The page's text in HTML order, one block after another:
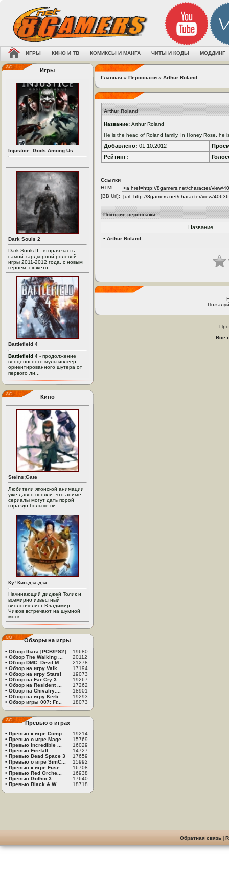
ИГРЫ КИНО И ТВ КОМИКСЫ И МАНГА ЧИТЫ И КОДЫ МОДДИНГ
Игры
Injustice: Gods Among Us
Dark Souls 2
Dark Souls II - вторая часть
самой хардкорной ролевой
игры 2011-2012 года, с новым
героем, сюжето...
Battlefield 4
Battlefield 4 - продолжение
венценосного мультиплеер-
ориентированного шутера от
первого ли...
Кино
Steins;Gate
Любители японской анимации
уже давно поняли ,что аниме
сериалы могут дать порой
гораздо больше пи...
Ку! Кин-дза-дза
Начинающий диджей Толик и
всемирно известный
виолончелист Владимир
Чижов встречают на шумной
моск...
Обзоры на игры
• Обзор Ibara [PCB/PS2]
19680
• Обзор The Walking ...
20112
• Обзор DMC: Devil M...
21278
• Обзор на игру Valk...
17194
• Обзор на игру Stars!
19073
• Обзор на Far Cry 3
19267
• Обзор на Resident ...
17262
• Обзор на Chivalry:...
18901
• Обзор на игру Kerb...
19293
• Обзор игры 007: Fr... 18073
Превью о играх
• Превью к игре Comp...
19214
• Превью о игре Mage...
15769
• Превью Incredible ...
16029
• Превью Firefall
14727
• Превью Dead Space 3
17659
• Превью о игре SimC...
15992
• Превью к игре Fuse
16708
• Превью Red Orche...
16938
• Превью Gothic 3
17640
• Превью Black & W... 18718
Главная » Персонажи » Arthur Roland
Arthur Roland
Название: Arthur Roland
He is the head of Roland family. In Honey Rose, he
Добавлено: 01.10.2012
Рейтинг: --
Ссылки
HTML:
[BB Url]:
Похожие персонажи
Название
• Arthur Roland
Все
Обратная связь